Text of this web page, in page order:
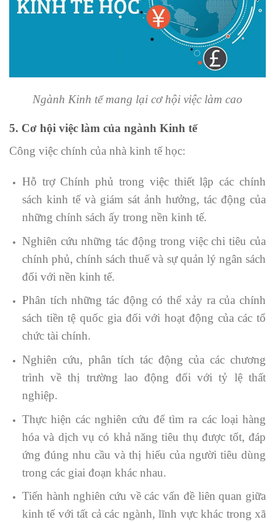
Ngành Kinh tế mang lại cơ hội việc làm cao
5. Cơ hội việc làm của ngành Kinh tế
Công việc chính của nhà kinh tế học:
Hỗ trợ Chính phủ trong việc thiết lập các chính
sách kinh tế và giám sát ảnh hưởng, tác động của
những chính sách ấy trong nền kinh tế.
Nghiên cứu những tác động trong việc chi tiêu của
chính phủ, chính sách thuế và sự quản lý ngân sách
đối với nền kinh tế.
Phân tích những tác động có thể xảy ra của chính
sách tiền tệ quốc gia đối với hoạt động của các tổ
chức tài chính.
Nghiên cứu, phân tích tác động của các chương
trình về thị trường lao động đối với tỷ lệ thất
nghiệp.
Thực hiện các nghiên cứu để tìm ra các loại hàng
hóa và dịch vụ có khả năng tiêu thụ được tốt, đáp
ứng đúng nhu cầu và thị hiếu của người tiêu dùng
trong các giai đoạn khác nhau.
Tiến hành nghiên cứu về các vấn đề liên quan giữa
kinh tế với tất cả các ngành, lĩnh vực khác trong xã